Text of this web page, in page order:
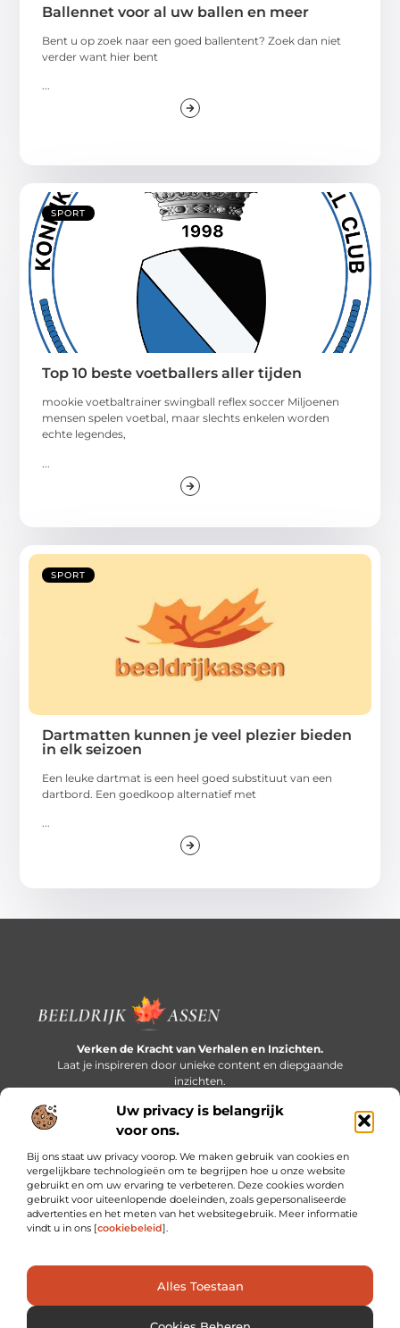
Uw privacy is belangrijk
voor ons.
Bij ons staat uw privacy voorop. We maken gebruik van cookies en
vergelijkbare technologieën om te begrijpen hoe u onze website
gebruikt en om uw ervaring te verbeteren. Deze cookies worden
gebruikt voor uiteenlopende doeleinden, zoals gepersonaliseerde
advertenties en het meten van het websitegebruik. Meer informatie
vindt u in ons [cookiebeleid].
Alles Toestaan
Ballennet voor al uw ballen en meer
Bent u op zoek naar een goed ballentent? Zoek dan niet
verder want hier bent
...
SPORT
Top 10 beste voetballers aller tijden
mookie voetbaltrainer swingball reflex soccer Miljoenen
mensen spelen voetbal, maar slechts enkelen worden
echte legendes,
SPORT
Dartmatten kunnen je veel plezier bieden
in elk seizoen
Een leuke dartmat is een heel goed substituut van een
dartbord. Een goedkoop alternatief met
...
Verken de Kracht van Verhalen en Inzichten.
Laat je inspireren door unieke content en diepgaande
inzichten.
Bericht categorie
Onze informatie
Cookiebeleid (EU)
@2025 www.beeldrijkassen.nl. All Right Reserved.